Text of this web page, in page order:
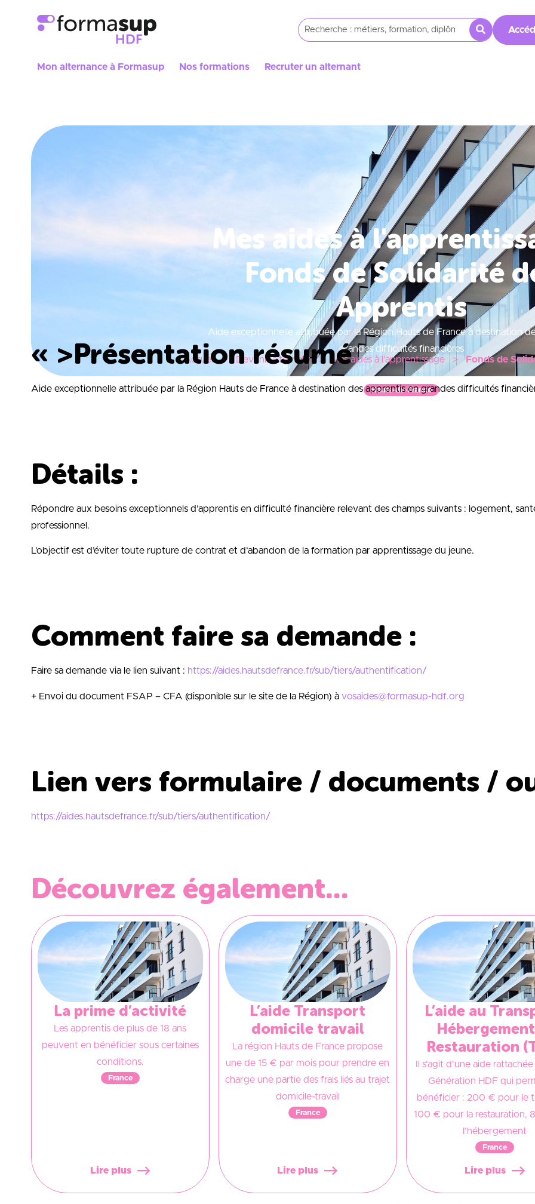
Mon alternance à Formasup Nos formations Recruter un alternant
Mes aides à
Fonds de Solidarité
Apprentis
Aide exceptionnelle attribuée par la Région Hauts de France à destination
grandes difficultés financières
Hauts-de-France
Accueil Devenir alternant Mes aides à l'apprentissage Fonds de
« >Présentation résumé
Aide exceptionnelle attribuée par la Région Hauts de France à destination des apprentis en grandes difficultés
Détails :
Répondre aux besoins exceptionnels d’apprentis en difficulté financière relevant des champs suivants : logement,
professionnel.
L’objectif est d’éviter toute rupture de contrat et d’abandon de la formation par apprentissage du jeune.
Comment faire sa demande :
Faire sa demande via le lien suivant : https://aides.hautsdefrance.fr/sub/tiers/authentification/
+ Envoi du document FSAP – CFA (disponible sur le site de la Région) à vosaides@formasup-hdf.org
Lien vers formulaire / documents /
https://aides.hautsdefrance.fr/sub/tiers/authentification/
Découvrez également...
La prime d’activité
Les apprentis de plus de 18 ans
peuvent en bénéficier sous certaines
conditions.
France
Lire plus
L’aide Transport
domicile travail
La région Hauts de France propose
une de 15 € par mois pour prendre en
charge une partie des frais liés au trajet
domicile-travail
France
Lire plus
L’aide au
Restauration
Il s'agit d'une aide
Génération HDF qui
bénéficier : 200 € pour le
100 € pour la restauration,
l’hébergement
France
Lire plus